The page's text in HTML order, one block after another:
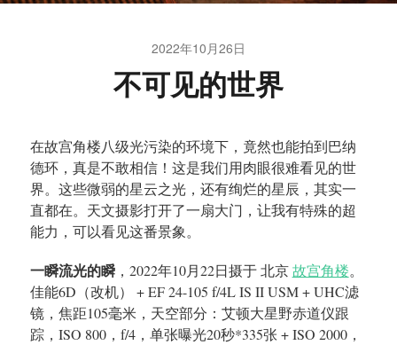
2022年10月26日
不可见的世界
在故宫角楼八级光污染的环境下，竟然也能拍到巴纳
德环，真是不敢相信！这是我们用肉眼很难看见的世
界。这些微弱的星云之光，还有绚烂的星辰，其实一
直都在。天文摄影打开了一扇大门，让我有特殊的超
能力，可以看见这番景象。
一瞬流光的瞬，2022年10月22日摄于 北京故宫角楼。
佳能6D（改机） + EF 24-105 f/4L IS II USM + UHC滤
镜，焦距105毫米，天空部分：艾顿大星野赤道仪跟
踪，ISO 800，f/4，单张曝光20秒*335张 + ISO 2000，